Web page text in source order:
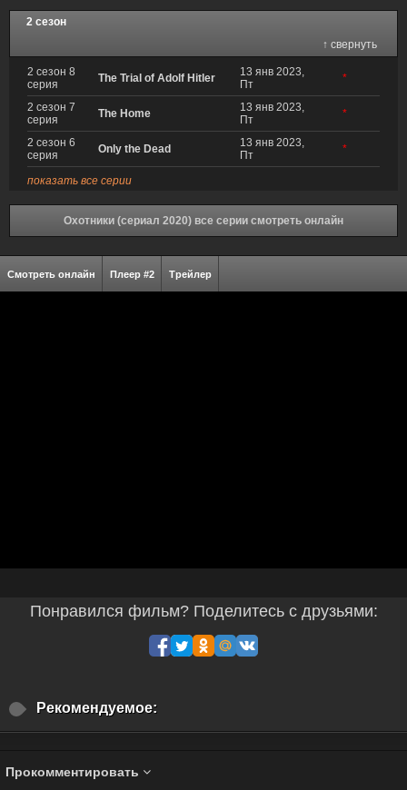
2 сезон
↑ свернуть
2 сезон 8
серия
The Trial of Adolf Hitler
13 янв 2023,
Пт
*
2 сезон 7
серия
The Home
13 янв 2023,
Пт
*
2 сезон 6
серия
Only the Dead
13 янв 2023,
Пт
*
показать все серии
Охотники (сериал 2020) все серии смотреть онлайн
Смотреть онлайн Плеер #2 Трейлер
Понравился фильм? Поделитесь с друзьями:
Рекомендуемое:
Прокомментировать